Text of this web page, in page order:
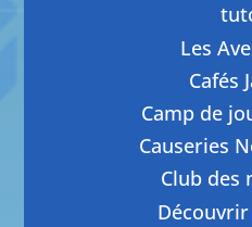
Les
Cafés
Camp de
Causeries
Club des